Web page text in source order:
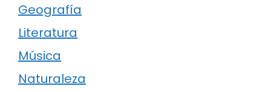
Geografía
Literatura
Música
Naturaleza